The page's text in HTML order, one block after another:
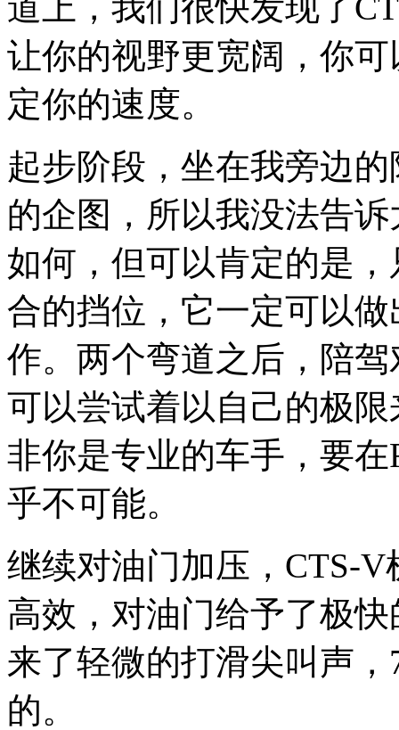
让你的视野更宽阔，你
定你的速度。
起步阶段，坐在我旁边
的企图，所以我没法告
如何，但可以肯定的是
合的挡位，它一定可以
作。两个弯道之后，陪
可以尝试着以自己的极
非你是专业的车手，要
乎不可能。
继续对油门加压，CTS-
高效，对油门给予了极
来了轻微的打滑尖叫声
的。